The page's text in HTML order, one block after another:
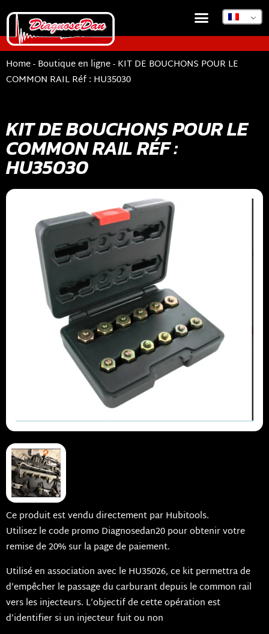
Home-Boutique en ligne-KIT DE BOUCHONS POUR LE
COMMON RAIL Réf : HU35030
KIT DE BOUCHONS POUR LE
COMMON RAIL RÉF :
HU35030
Ce produit est vendu directement par Hubitools.
Utilisez le code promo Diagnosedan20 pour obtenir votre
remise de 20% sur la page de paiement.
Utilisé en association avec le HU35026, ce kit permettra de
d’empêcher le passage du carburant depuis le common rail
vers les injecteurs. L’objectif de cette opération est
d’identifier si un injecteur fuit ou non